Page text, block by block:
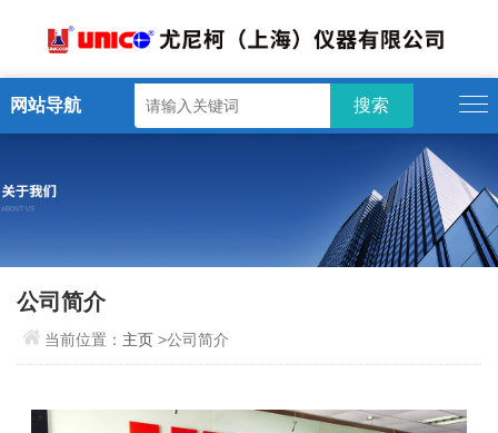
网站导航
公司简介
当前位置： 主页 >公司简介